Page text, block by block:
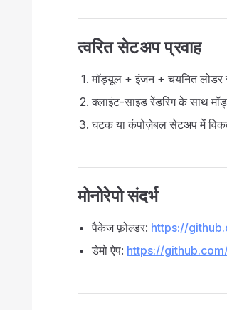
त्वरित सेटअप प्रवाह
मॉड्यूल + इंजन + चयनित लोडर
क्लाइंट-साइड रेंडरिंग के साथ
घटक या कंपोज़ेबल सेटअप में
मोनोरेपो संदर्भ
पैकेज फ़ोल्डर: https://
डेमो ऐप: https://